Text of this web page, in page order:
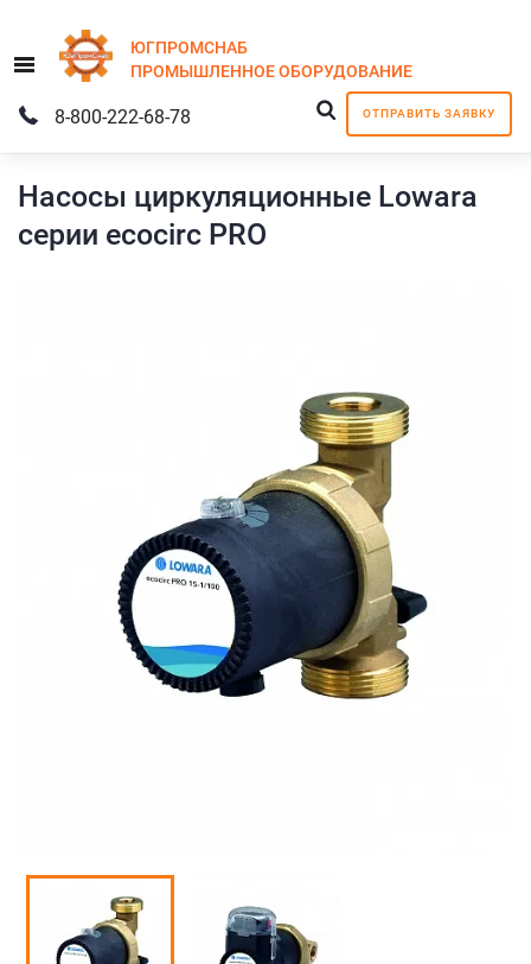
Menu
ЮГПРОМСНАБ
ПРОМЫШЛЕННОЕОБОРУДОВАНИЕ
ОТПРАВИТЬ ЗАЯВКУ
8-800-222-68-78
Насосы циркуляционные Lowara
серии ecocirc PRO